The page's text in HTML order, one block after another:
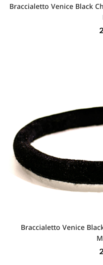
Braccialetto Venice Black
Braccialetto Venice